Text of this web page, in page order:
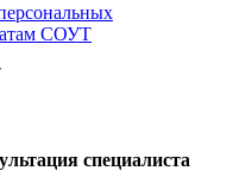
СОУТ
специалиста